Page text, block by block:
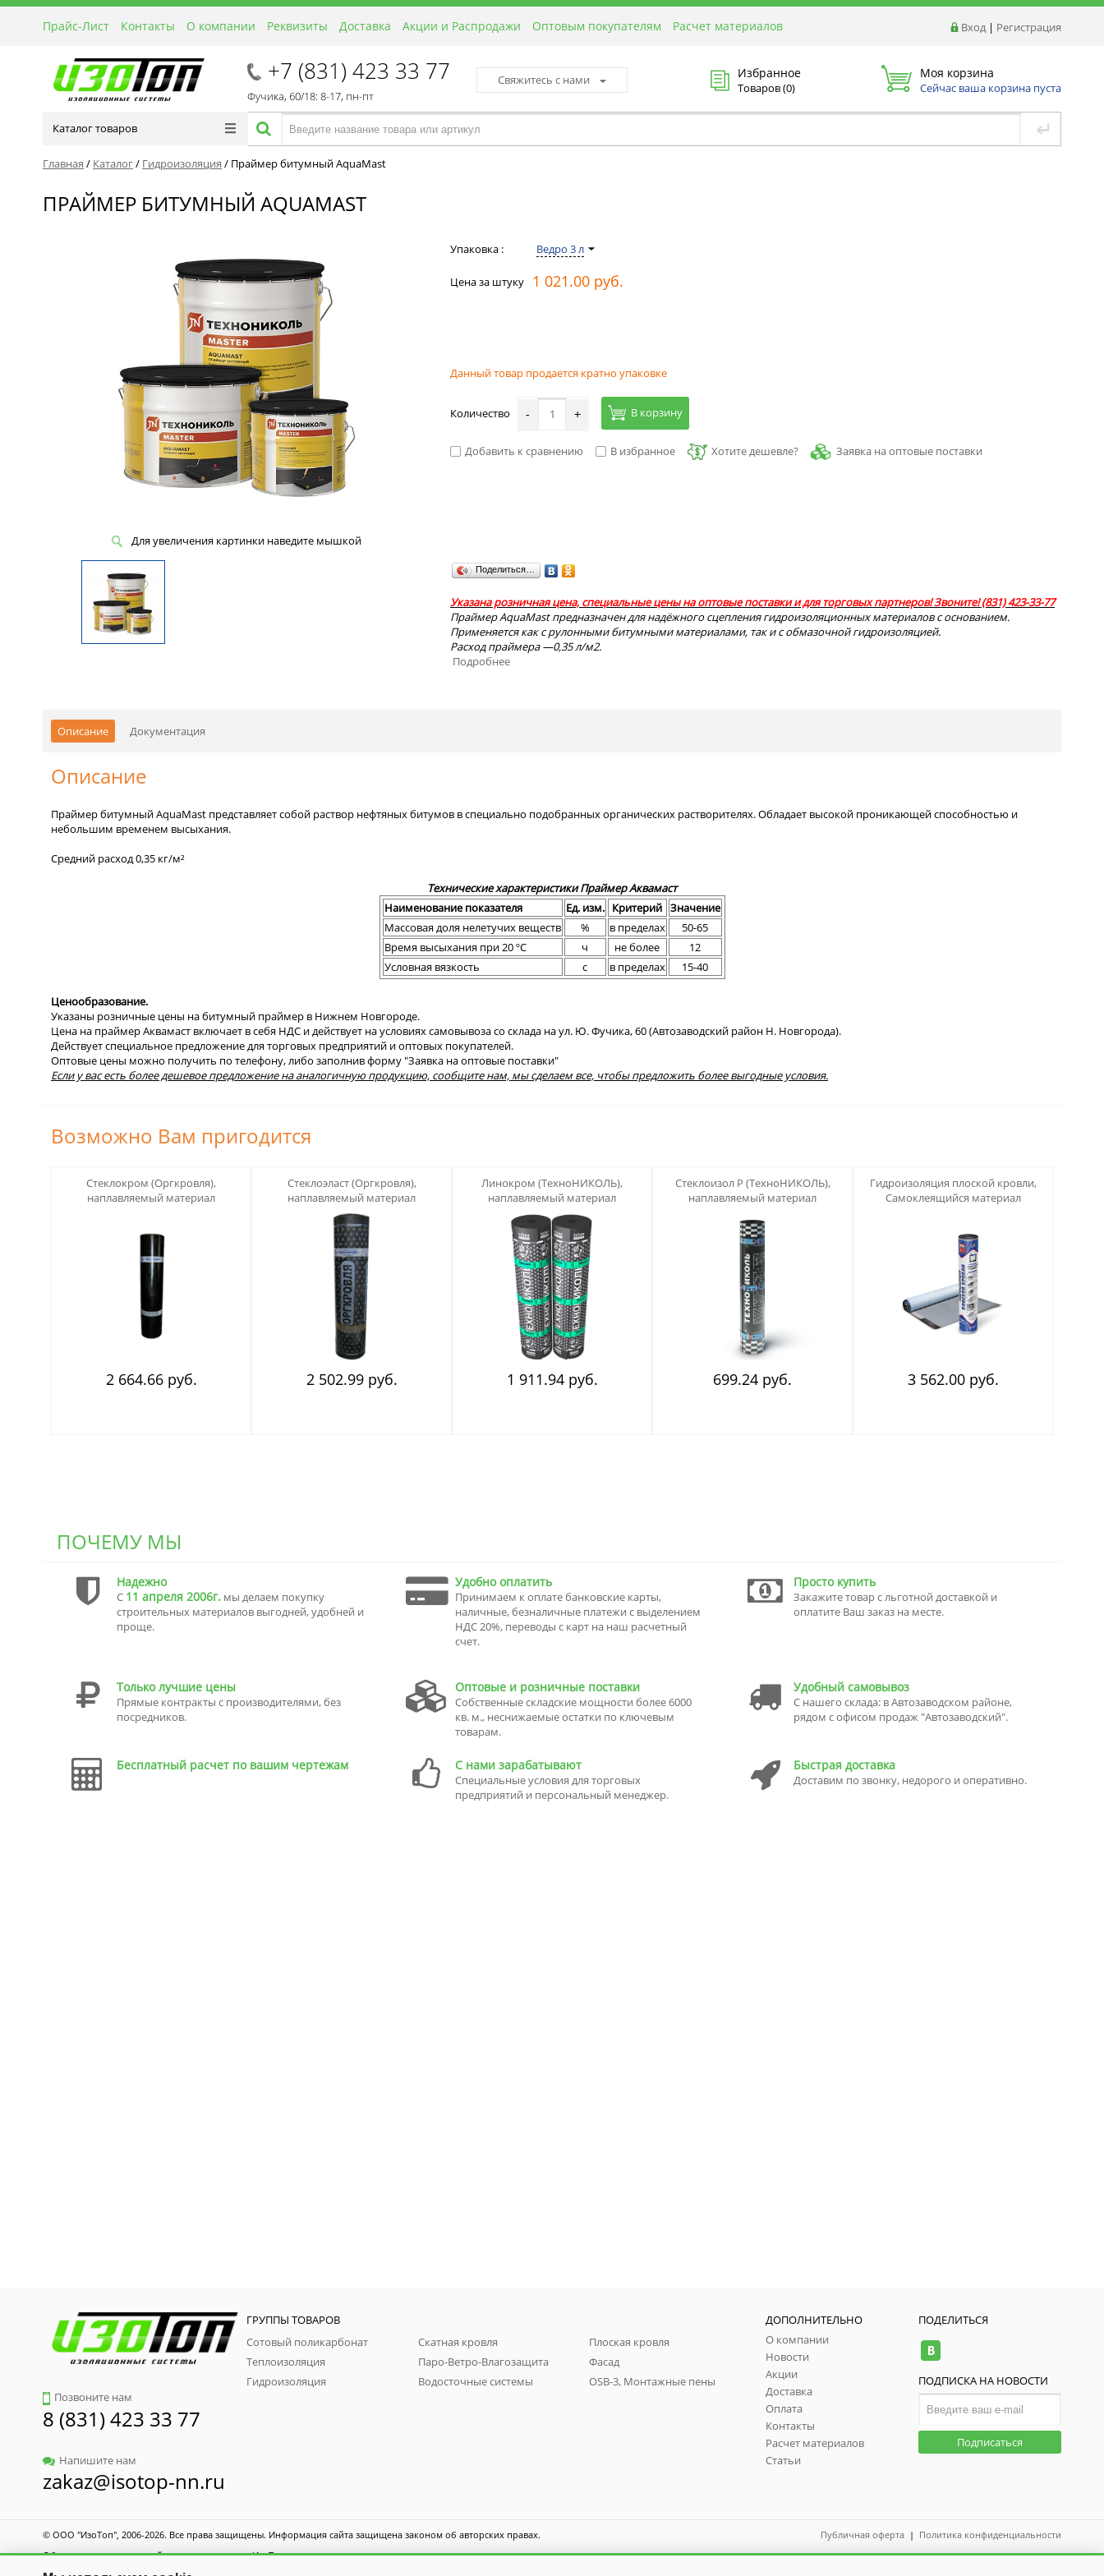
Вход | Регистрация
Прайс-Лист Контакты О компании Реквизиты Доставка Акции и Распродажи Оптовым покупателям Расчет материалов
+7 (831) 423 33 77
Фучика, 60/18: 8-17, пн-пт
Свяжитесь с нами Избранное
Товаров (0)
Моя корзина
Сейчас ваша корзина пуста
Каталог товаров
Главная / Каталог/ Гидроизоляция / Праймер битумный AquaMast
ПРАЙМЕР БИТУМНЫЙ AQUAMAST
Для увеличения картинки наведите мышкой
Упаковка : Ведро 3 л
Цена за штуку 1 021.00 руб.
Данный товар продается кратно упаковке
Количество - + В корзину
Добавить к сравнению В избранное Хотите дешевле? Заявка на оптовые поставки
Поделиться…
Указана розничная цена, специальные цены на оптовые поставки и для торговых партнеров! Звоните! (831) 423-33-77
Праймер AquaMast предназначен для надёжного сцепления гидроизоляционных материалов с основанием.
Применяется как с рулонными битумными материалами, так и с обмазочной гидроизоляцией.
Расход праймера —0,35 л/м2.
Подробнее
Описание Документация
Описание
Праймер битумный AquaMast представляет собой раствор нефтяных битумов в специально подобранных органических растворителях. Обладает высокой проникающей способностью и
небольшим временем высыхания.
Средний расход 0,35 кг/м²
Технические характеристики Праймер Аквамаст
Наименование показателя
Ед. изм. Критерий Значение
Массовая доля нелетучих веществ
% в пределах
50-65
Время высыхания при 20 ºС
ч не более
12
Условная вязкость
с в пределах 15-40
Ценообразование.
Указаны розничные цены на битумный праймер в Нижнем Новгороде.
Цена на праймер Аквамаст включает в себя НДС и действует на условиях самовывоза со склада на ул. Ю. Фучика, 60 (Автозаводский район Н. Новгорода).
Действует специальное предложение для торговых предприятий и оптовых покупателей.
Оптовые цены можно получить по телефону, либо заполнив форму "Заявка на оптовые поставки"
Если у вас есть более дешевое предложение на аналогичную продукцию, сообщите нам, мы сделаем все, чтобы предложить более выгодные условия.
Возможно Вам пригодится
Стеклокром (Оргкровля),
наплавляемый материал
2 664.66 руб.
Стеклоэласт (Оргкровля),
наплавляемый материал
2 502.99 руб.
Линокром (ТехноНИКОЛЬ),
наплавляемый материал
1 911.94 руб.
Стеклоизол Р (ТехноНИКОЛЬ),
наплавляемый материал
699.24 руб.
Гидроизоляция плоской кровли,
Самоклеящийся материал
3 562.00 руб.
ПОЧЕМУ МЫ
Надежно
С 11 апреля 2006г. мы делаем покупку
строительных материалов выгодней, удобней и
проще.
Удобно оплатить
Принимаем к оплате банковские карты,
наличные, безналичные платежи с выделением
НДС 20%, переводы с карт на наш расчетный
счет.
Просто купить
Закажите товар с льготной доставкой и
оплатите Ваш заказ на месте.
Только лучшие цены
Прямые контракты с производителями, без
посредников.
Оптовые и розничные поставки
Собственные складские мощности более 6000
кв. м., неснижаемые остатки по ключевым
товарам.
Удобный самовывоз
С нашего склада: в Автозаводском районе,
рядом с офисом продаж "Автозаводский".
Бесплатный расчет по вашим чертежам С нами зарабатывают
Специальные условия для торговых
предприятий и персональный менеджер.
Быстрая доставка
Доставим по звонку, недорого и оперативно.
Позвоните нам
8 (831) 423 33 77
Напишите нам
zakaz@isotop-nn.ru
ГРУППЫ ТОВАРОВ
Сотовый поликарбонат
Скатная кровля
Плоская кровля
Теплоизоляция
Паро-Ветро-Влагозащита
Фасад
Гидроизоляция
Водосточные системы OSB-3, Монтажные пены
ДОПОЛНИТЕЛЬНО
О компании
Новости
Акции
Доставка
Оплата
Контакты
Расчет материалов
Статьи
ПОДЕЛИТЬСЯ
ПОДПИСКА НА НОВОСТИ
Подписаться
© ООО "ИзоТоп", 2006-2026. Все права защищены. Информация сайта защищена законом об авторских правах. Публичная оферта | Политика конфиденциальности
Общество с ограниченной ответственностью «ИзоТоп»